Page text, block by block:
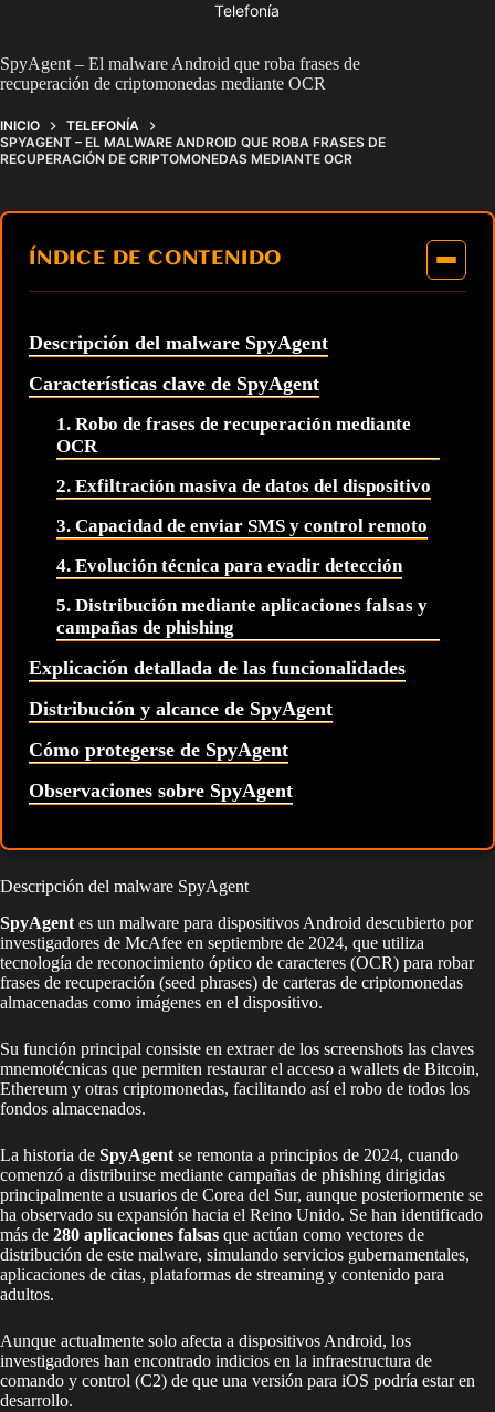
Telefonía
SpyAgent – El malware Android que roba frases de
recuperación de criptomonedas mediante OCR
INICIO
TELEFONÍA
SPYAGENT – EL MALWARE ANDROID QUE ROBA FRASES DE
RECUPERACIÓN DE CRIPTOMONEDAS MEDIANTE OCR
ÍNDICE DE CONTENIDO
Descripción del malware SpyAgent
Características clave de SpyAgent
1. Robo de frases de recuperación mediante
OCR
2. Exfiltración masiva de datos del dispositivo
3. Capacidad de enviar SMS y control remoto
4. Evolución técnica para evadir detección
5. Distribución mediante aplicaciones falsas y
campañas de phishing
Explicación detallada de las funcionalidades
Distribución y alcance de SpyAgent
Cómo protegerse de SpyAgent
Observaciones sobre SpyAgent
Descripción del malware SpyAgent
SpyAgent es un malware para dispositivos Android descubierto por
investigadores de McAfee en septiembre de 2024, que utiliza
tecnología de reconocimiento óptico de caracteres (OCR) para robar
frases de recuperación (seed phrases) de carteras de criptomonedas
almacenadas como imágenes en el dispositivo.
Su función principal consiste en extraer de los screenshots las claves
mnemotécnicas que permiten restaurar el acceso a wallets de Bitcoin,
Ethereum y otras criptomonedas, facilitando así el robo de todos los
fondos almacenados.
La historia de SpyAgent se remonta a principios de 2024, cuando
comenzó a distribuirse mediante campañas de phishing dirigidas
principalmente a usuarios de Corea del Sur, aunque posteriormente se
ha observado su expansión hacia el Reino Unido. Se han identificado
más de 280 aplicaciones falsas que actúan como vectores de
distribución de este malware, simulando servicios gubernamentales,
aplicaciones de citas, plataformas de streaming y contenido para
adultos.
Aunque actualmente solo afecta a dispositivos Android, los
investigadores han encontrado indicios en la infraestructura de
comando y control (C2) de que una versión para iOS podría estar en
desarrollo.